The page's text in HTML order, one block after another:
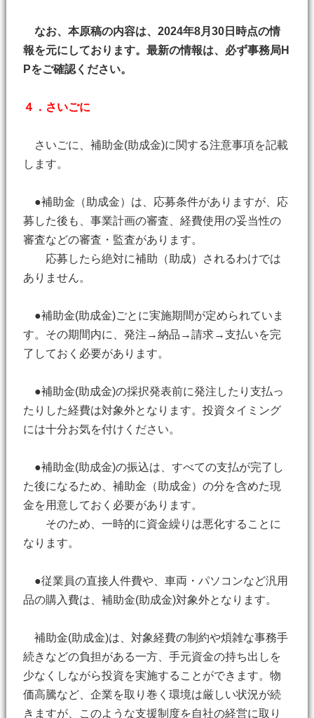
なお、本原稿の内容は、2024年8月30日時点の情
報を元にしております。最新の情報は、必ず事務局H
Pをご確認ください。
４．さいごに
さいごに、補助金(助成金)に関する注意事項を記載
します。
●補助金（助成金）は、応募条件がありますが、応
募した後も、事業計画の審査、経費使用の妥当性の
審査などの審査・監査があります。
応募したら絶対に補助（助成）されるわけでは
ありません。
●補助金(助成金)ごとに実施期間が定められていま
す。その期間内に、発注→納品→請求→支払いを完
了しておく必要があります。
●補助金(助成金)の採択発表前に発注したり支払っ
たりした経費は対象外となります。投資タイミング
には十分お気を付けください。
●補助金(助成金)の振込は、すべての支払が完了し
た後になるため、補助金（助成金）の分を含めた現
金を用意しておく必要があります。
そのため、一時的に資金繰りは悪化することに
なります。
●従業員の直接人件費や、車両・パソコンなど汎用
品の購入費は、補助金(助成金)対象外となります。
補助金(助成金)は、対象経費の制約や煩雑な事務手
続きなどの負担がある一方、手元資金の持ち出しを
少なくしながら投資を実施することができます。物
価高騰など、企業を取り巻く環境は厳しい状況が続
きますが、このような支援制度を自社の経営に取り